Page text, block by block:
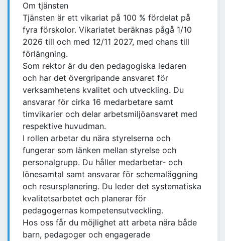
Om tjänsten
Tjänsten är ett vikariat på 100 % fördelat på
fyra förskolor. Vikariatet beräknas pågå 1/10
2026 till och med 12/11 2027, med chans till
förlängning.
Som rektor är du den pedagogiska ledaren
och har det övergripande ansvaret för
verksamhetens kvalitet och utveckling. Du
ansvarar för cirka 16 medarbetare samt
timvikarier och delar arbetsmiljöansvaret med
respektive huvudman.
I rollen arbetar du nära styrelserna och
fungerar som länken mellan styrelse och
personalgrupp. Du håller medarbetar- och
lönesamtal samt ansvarar för schemaläggning
och resursplanering. Du leder det systematiska
kvalitetsarbetet och planerar för
pedagogernas kompetensutveckling.
Hos oss får du möjlighet att arbeta nära både
barn, pedagoger och engagerade